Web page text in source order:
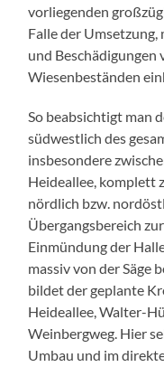
vorliegenden
Falle der
und Beschädigungen
Wiesenbeständen
So beabsichtigt man
südwestlich des
insbesondere
Heideallee, komplett
nördlich bzw.
Übergangsbereich
Einmündung der
massiv von der Säge
bildet der geplante
Heideallee, Walter-
Weinbergweg. Hier
Umbau und im